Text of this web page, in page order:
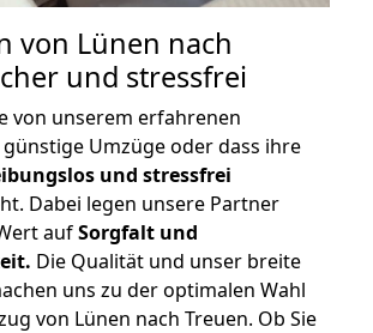
von Lünen nach
und stressfrei
von unserem erfahrenen
Umzüge oder dass ihre
und stressfrei
Dabei legen unsere Partner
aufSorgfalt und
Die Qualität und unser breite
uns zu der optimalen Wahl
von Lünen nach Treuen. Ob Sie